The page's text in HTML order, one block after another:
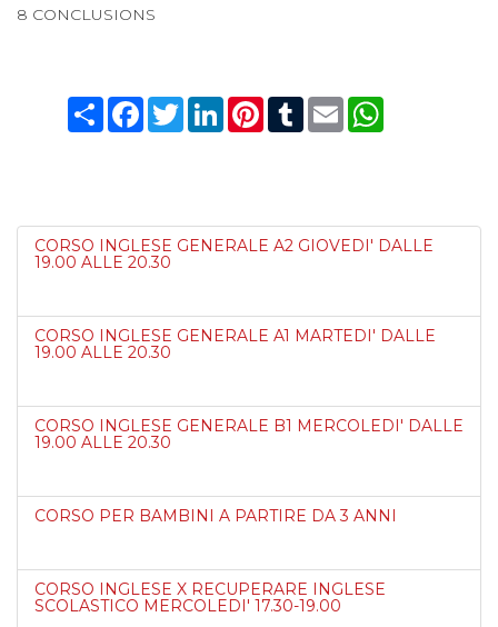
8 CONCLUSIONS
CondividiFacebook
TwitterLinkedInPinterestTumblrEmail
CORSO INGLESE GENERALE A2 GIOVEDI' DALLE
19.00 ALLE 20.30
CORSO INGLESE GENERALE A1 MARTEDI' DALLE
19.00 ALLE 20.30
CORSO INGLESE GENERALE B1 MERCOLEDI' DALLE
19.00 ALLE 20.30
CORSO PER BAMBINI A PARTIRE DA 3 ANNI
CORSO INGLESE X RECUPERARE INGLESE
SCOLASTICO MERCOLEDI' 17.30-19.00